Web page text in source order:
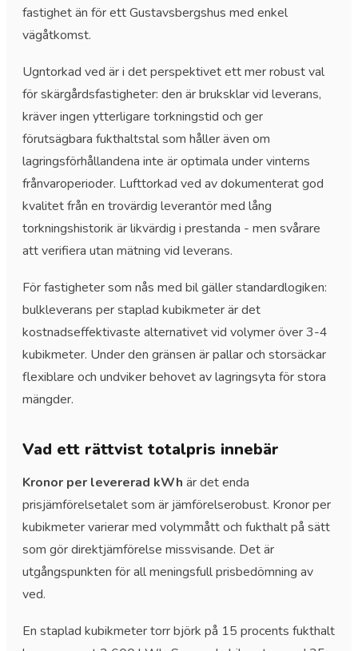
fastighet än för ett Gustavsbergshus med enkel
vägåtkomst.
Ugntorkad ved är i det perspektivet ett mer robust val
för skärgårdsfastigheter: den är bruksklar vid leverans,
kräver ingen ytterligare torkningstid och ger
förutsägbara fukthaltstal som håller även om
lagringsförhållandena inte är optimala under vinterns
frånvaroperioder. Lufttorkad ved av dokumenterat god
kvalitet från en trovärdig leverantör med lång
torkningshistorik är likvärdig i prestanda - men svårare
att verifiera utan mätning vid leverans.
För fastigheter som nås med bil gäller standardlogiken:
bulkleverans per staplad kubikmeter är det
kostnadseffektivaste alternativet vid volymer över 3-4
kubikmeter. Under den gränsen är pallar och storsäckar
flexiblare och undviker behovet av lagringsyta för stora
mängder.
Vad ett rättvist totalpris innebär
Kronor per levererad kWh är det enda
prisjämförelsetalet som är jämförelserobust. Kronor per
kubikmeter varierar med volymmått och fukthalt på sätt
som gör direktjämförelse missvisande. Det är
utgångspunkten för all meningsfull prisbedömning av
ved.
En staplad kubikmeter torr björk på 15 procents fukthalt